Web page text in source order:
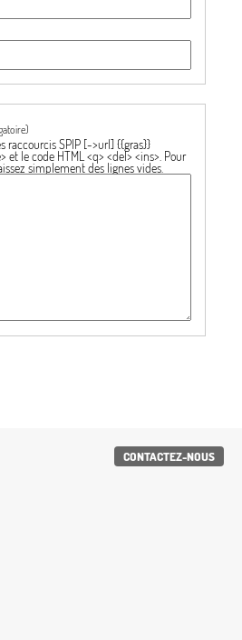
raccourcis SPIP [->url] {{gras}}
et le code HTML <q> <del> <ins> . Pour
simplement des lignes vides.
CONTACTEZ-NOUS